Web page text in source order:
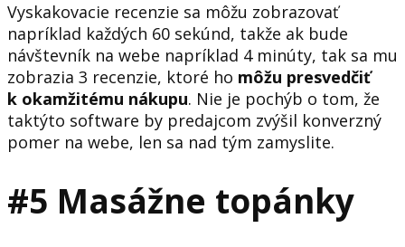
Vyskakovacie recenzie sa môžu zobrazovať
napríklad každých 60 sekúnd, takže ak bude
návštevník na webe napríklad 4 minúty, tak sa mu
zobrazia 3 recenzie, ktoré ho môžu presvedčiť
k okamžitému nákupu. Nie je pochýb o tom, že
taktýto software by predajcom zvýšil konverzný
pomer na webe, len sa nad tým zamyslite.
#5 Masážne topánky